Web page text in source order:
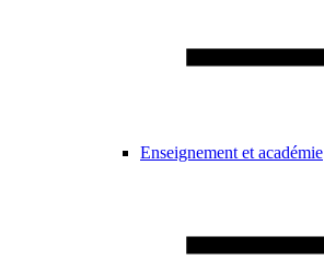
Enseignement et académie